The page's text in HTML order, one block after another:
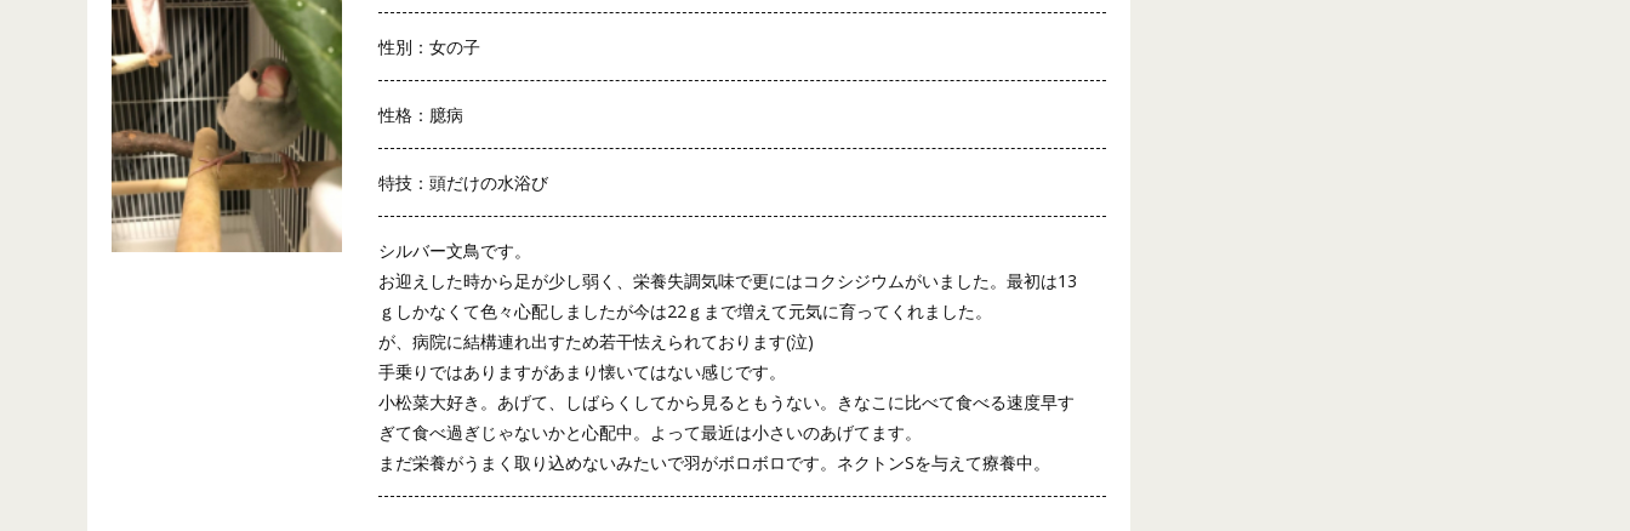
性別：女の子
性格：臆病
特技：頭だけの水浴び
シルバー文鳥です。
お迎えした時から足が少し弱く、栄養失調気味で更にはコクシジウムがいました。最初は13
ｇしかなくて色々心配しましたが今は22ｇまで増えて元気に育ってくれました。
が、病院に結構連れ出すため若干怯えられております(泣)
手乗りではありますがあまり懐いてはない感じです。
小松菜大好き。あげて、しばらくしてから見るともうない。きなこに比べて食べる速度早す
ぎて食べ過ぎじゃないかと心配中。よって最近は小さいのあげてます。
まだ栄養がうまく取り込めないみたいで羽がボロボロです。ネクトンSを与えて療養中。